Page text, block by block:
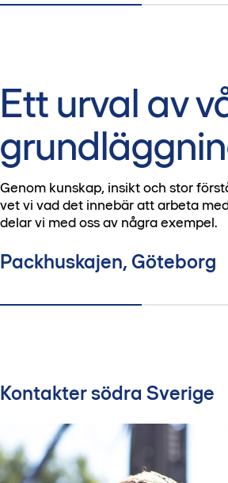
Ett urval av
Genom kunskap, insikt och stor
vet vi vad det innebär att arbeta
delar vi med oss av några exempel.
Packhuskajen, Göteborg
Kontakter södra Sverige